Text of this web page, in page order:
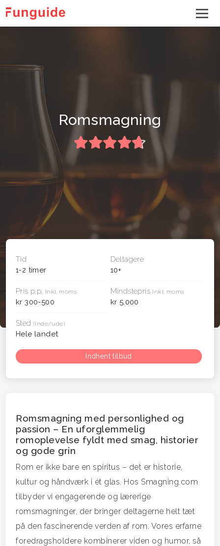
Romsmagning
Tid
1-2 timer
Deltagere
10+
Pris p.p. Inkl. moms
kr 300-500
Mindstepris Inkl. moms
kr 5.000
Sted (Inde/ude)
Hele landet
Indhent tilbud
Romsmagning med personlighed og
passion – En uforglemmelig
romoplevelse fyldt med smag, historier
og gode grin
Rom er ikke bare en spiritus – det er historie,
kultur og håndværk i ét glas. Hos Smagning.com
tilbyder vi engagerende og lærerige
romsmagninger, der bringer deltagerne helt tæt
på den fascinerende verden af rom. Vores erfarne
foredragsholdere kombinerer viden og humor, så